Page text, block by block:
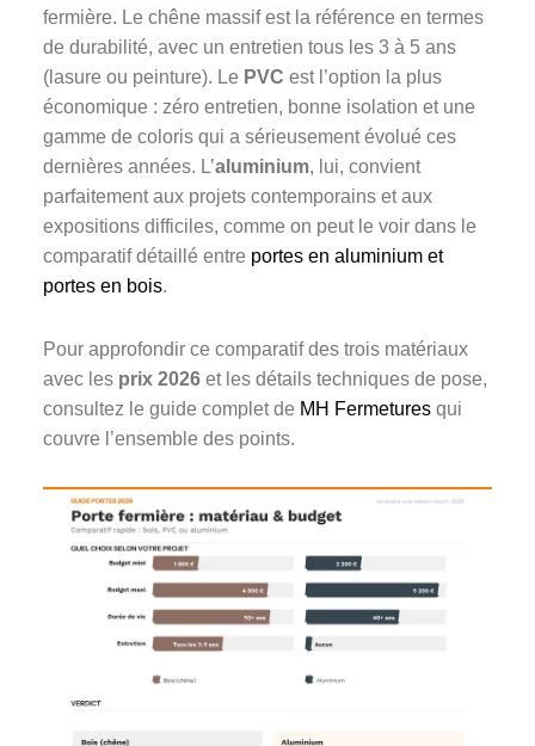
fermière. Le chêne massif est la référence en termes
de durabilité, avec un entretien tous les 3 à 5 ans
(lasure ou peinture). Le PVC est l’option la plus
économique : zéro entretien, bonne isolation et une
gamme de coloris qui a sérieusement évolué ces
dernières années. L’aluminium, lui, convient
parfaitement aux projets contemporains et aux
expositions difficiles, comme on peut le voir dans le
comparatif détaillé entre portes en aluminium et
portes en bois.
Pour approfondir ce comparatif des trois matériaux
avec les prix 2026 et les détails techniques de pose,
consultez le guide complet de MH Fermetures qui
couvre l’ensemble des points.